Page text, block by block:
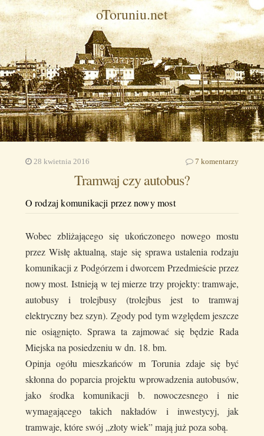
oToruniu.net
28 kwietnia 2016 7 komentarzy
Tramwaj czy autobus?
O rodzaj komunikacji przez nowy most
Wobec zbliżającego się ukończonego nowego mostu
przez Wisłę aktualną, staje się sprawa ustalenia rodzaju
komunikacji z Podgórzem i dworcem Przedmieście przez
nowy most. Istnieją w tej mierze trzy projekty: tramwaje,
autobusy i trolejbusy (trolejbus jest to tramwaj
elektryczny bez szyn). Zgody pod tym względem jeszcze
nie osiągnięto. Sprawa ta zajmować się będzie Rada
Miejska na posiedzeniu w dn. 18. bm.
Opinja ogółu mieszkańców m Torunia zdaje się być
skłonna do poparcia projektu wprowadzenia autobusów,
jako środka komunikacji b. nowoczesnego i nie
wymagającego takich nakładów i inwestycyj, jak
tramwaje, które swój „złoty wiek” mają już poza sobą.